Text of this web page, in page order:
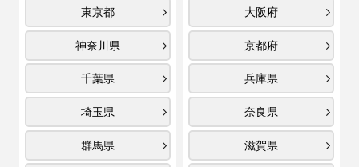
東京都
神奈川県
千葉県
埼玉県
群馬県
大阪府
京都府
兵庫県
奈良県
滋賀県